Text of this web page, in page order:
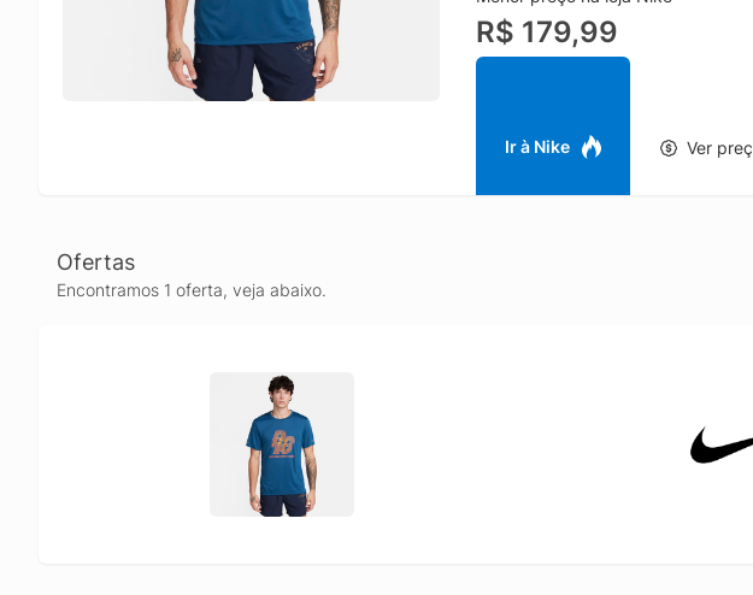
R$ 179,99
Ir à Nike Ver
Ofertas
Encontramos 1 oferta, veja abaixo.